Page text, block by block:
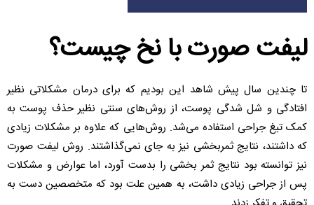
لیفت صورت با نخ چیست؟
تا چندین سال پیش شاهد این بودیم که برای درمان مشکلاتی نظیر
افتادگی و شل شدگی پوست، از روش‌های سنتی نظیر حذف پوست به
کمک تیغ جراحی استفاده می‌شد. روش‌هایی که علاوه بر مشکلات زیادی
که داشتند، نتایج ثمربخشی نیز به جای نمی‌گذاشتند. روش لیفت صورت
نیز توانسته بود نتایج ثمر بخشی را بدست آورد، اما عوارض و مشکلات
پس از جراحی زیادی داشت، به همین علت بود که متخصصین دست به